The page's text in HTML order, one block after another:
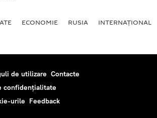
ECONOMIE RUSIA INTERNAŢIONAL
de utilizare Contacte
confidențialitate
urile Feedback